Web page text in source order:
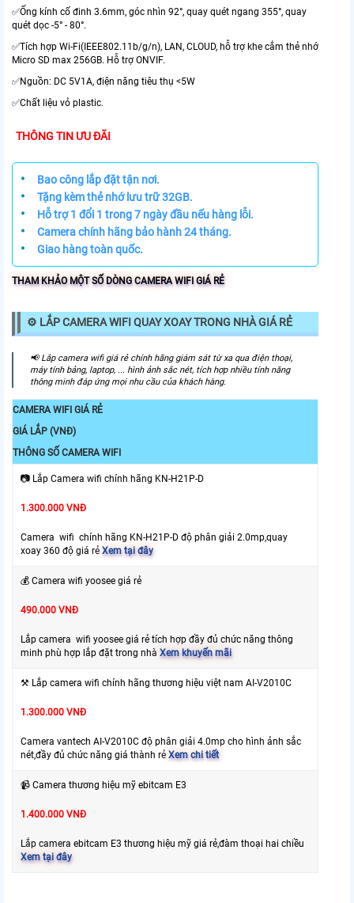
✅Ống kính cố đinh 3.6mm, góc nhìn 92°, quay quét ngang 355°, quay
quét dọc -5° - 80°.
✅Tích hợp Wi-Fi(IEEE802.11b/g/n), LAN, CLOUD, hỗ trợ khe cắm thẻ nhớ
Micro SD max 256GB. Hỗ trợ ONVIF.
✅Nguồn: DC 5V1A, điện năng tiêu thụ <5W
✅Chất liệu vỏ plastic.
THÔNG TIN ƯU ĐÃI
• Bao công lắp đặt tận nơi.
• Tặng kèm thẻ nhớ lưu trữ 32GB.
• Hỗ trợ 1 đổi 1 trong 7 ngày đầu nếu hàng lỗi.
• Camera chính hãng bảo hành 24 tháng.
• Giao hàng toàn quốc.
THAM KHẢO MỘT SỐ DÒNG CAMERA WIFI GIÁ RẺ
⚙ LẮP CAMERA WIFI QUAY XOAY TRONG NHÀ GIÁ RẺ
️📢 Lắp camera wifi giá rẻ chính hãng giám sát từ xa qua điện thoại,
máy tính bảng, laptop, ... hình ảnh sắc nét, tích hợp nhiều tính năng
thông minh đáp ứng mọi nhu cầu của khách hàng.
CAMERA WIFI GIÁ RẺ
GIÁ LẮP (VNĐ)
THÔNG SỐ CAMERA WIFI
📷 Lắp Camera wifi chính hãng KN-H21P-D
1.300.000 VNĐ
Camera wifi chính hãng KN-H21P-D độ phân giải 2.0mp,quay
xoay 360 độ giá rẻ Xem tại đây
💰 Camera wifi yoosee giá rẻ
490.000 VNĐ
Lắp camera wifi yoosee giá rẻ tích hợp đầy đủ chức năng thông
minh phù hợp lắp đặt trong nhà Xem khuyến mãi
⚒ Lắp camera wifi chính hãng thương hiệu việt nam AI-V2010C
1.300.000 VNĐ
Camera vantech AI-V2010C độ phân giải 4.0mp cho hình ảnh sắc
nét,đầy đủ chức năng giá thành rẻ Xem chi tiết
️📹 Camera thương hiệu mỹ ebitcam E3
1.400.000 VNĐ
Lắp camera ebitcam E3 thương hiệu mỹ giá rẻ,đàm thoại hai chiều
Xem tại đây